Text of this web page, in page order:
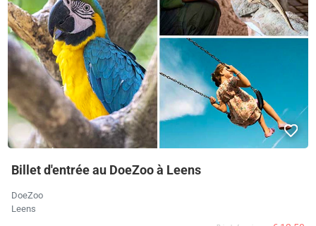
Billet d'entrée au DoeZoo à Leens
DoeZoo
Leens